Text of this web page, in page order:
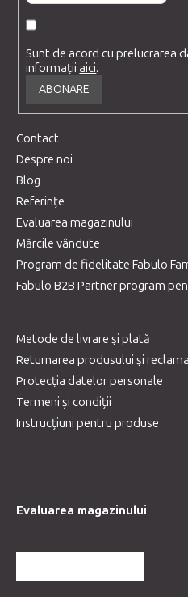
Sunt de acord cu prelucrarea
informațiiaici.
ABONARE
Contact
Despre noi
Blog
Referințe
Evaluarea magazinului
Mărcile vândute
Program de fidelitate Fabulo
Fabulo B2B Partner program
Metode de livrare și plată
Returnarea produsului și
Protecția datelor personale
Termeni și condiții
Instrucțiuni pentru produse
Evaluarea magazinului